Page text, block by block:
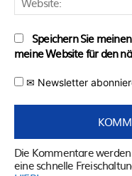
Speichern Sie
meine Website für den
✉ Newsletter
Die Kommentare
eine schnelle